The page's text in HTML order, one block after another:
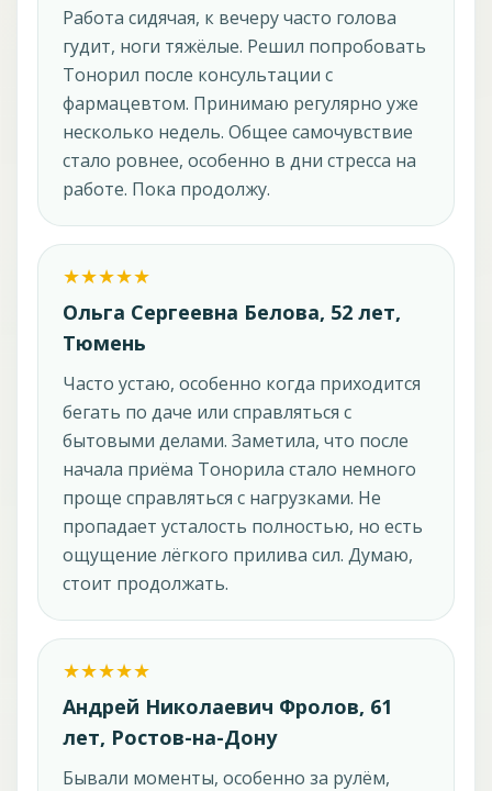
Работа сидячая, к вечеру часто голова
гудит, ноги тяжёлые. Решил попробовать
Тонорил после консультации с
фармацевтом. Принимаю регулярно уже
несколько недель. Общее самочувствие
стало ровнее, особенно в дни стресса на
работе. Пока продолжу.
Ольга Сергеевна Белова, 52 лет,
Тюмень
Часто устаю, особенно когда приходится
бегать по даче или справляться с
бытовыми делами. Заметила, что после
начала приёма Тонорила стало немного
проще справляться с нагрузками. Не
пропадает усталость полностью, но есть
ощущение лёгкого прилива сил. Думаю,
стоит продолжать.
Андрей Николаевич Фролов, 61
лет, Ростов-на-Дону
Бывали моменты, особенно за рулём,